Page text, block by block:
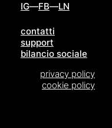
IG FB LN
contatti
support
bilancio sociale
privacy policy
cookie policy